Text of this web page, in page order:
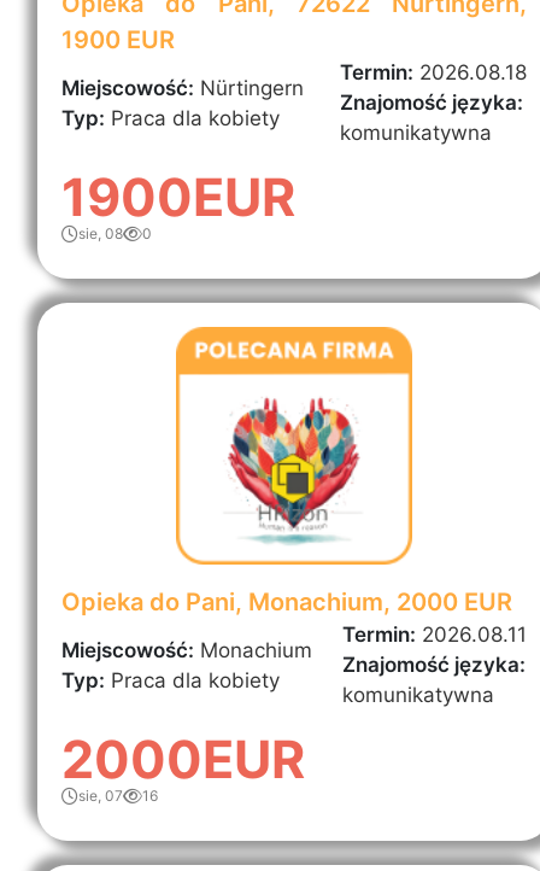
1900 EUR
Miejscowość: Nürtingern
Typ: Praca dla kobiety
Termin: 2026.08.18
Znajomość języka:
komunikatywna
1900EUR
sie, 08 0
Opieka do Pani, Monachium, 2000 EUR
Miejscowość: Monachium
Typ: Praca dla kobiety
Termin: 2026.08.11
Znajomość języka:
komunikatywna
2000EUR
sie, 07 16